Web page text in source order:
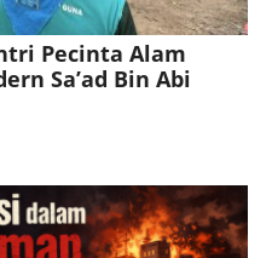
Pecinta Alam
Sa’ad Bin Abi